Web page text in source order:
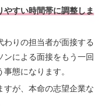
すい時間帯に調整しま
わりの担当者が面接する
による面接をもう一回
態になります。
すが、本命の志望企業な